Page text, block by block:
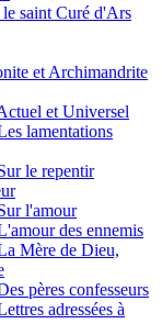
le saint Curé d'Ars
et Archimandrite
et Universel
lamentations
le repentir
l'amour
des ennemis
Mère de Dieu,
pères confesseurs
adressées à